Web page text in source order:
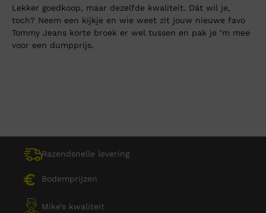
Lekker goedkoop, maar dezelfde kwaliteit. Dát wil je,
toch? Neem een kijkje en wie weet zit jouw nieuwe favo
Tommy Jeans korte broek er wel tussen en pak je ‘m mee
voor een dumpprijs.
Razendsnelle levering
Bodemprijzen
Mike’s kwaliteit